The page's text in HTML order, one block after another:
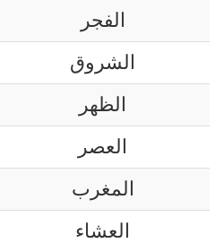
الفجر
الشروق
الظهر
العصر
المغرب
العشاء